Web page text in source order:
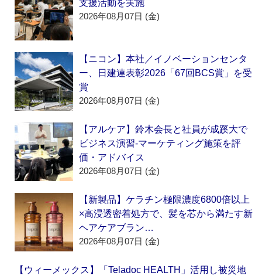
支援活動を実施
2026年08月07日 (金)
【ニコン】本社／イノベーションセンタ
ー、日建連表彰2026「67回BCS賞」を受
賞
2026年08月07日 (金)
【アルケア】鈴木会長と社員が成蹊大で
ビジネス演習‐マーケティング施策を評
価・アドバイス
2026年08月07日 (金)
【新製品】ケラチン極限濃度6800倍以上
×高浸透密着処方で、髪を芯から満たす新
ヘアケアブラン…
2026年08月07日 (金)
【ウィーメックス】「Teladoc HEALTH」活用し被災地